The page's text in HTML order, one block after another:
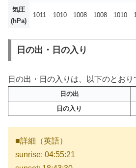
気圧
(hPa)
1011 1010 1008 1008 1010
日の出・日の入り
日の出・日の入りは、以下のとおり
日の出
日の入り
■詳細（英語）
sunrise: 04:55:21